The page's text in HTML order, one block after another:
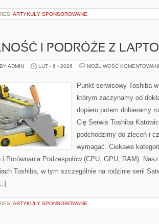
ARTYKUŁY SPONSOROWANE
I PODRÓŻE Z
ADMIN LUT - 6 - 2026 MOŻLIWOŚĆ
Punkt serwisowy Toshiba
którym zaczynamy od
dopiero potem dobieramy
Cię Serwis Toshiba
podchodzimy do zleceń i
wymagać. Ciekawe
i Porównania Podzespołów (CPU, GPU, RAM).
Toshiba, w tym szczególnie na rodzinie serii
ARTYKUŁY SPONSOROWANE